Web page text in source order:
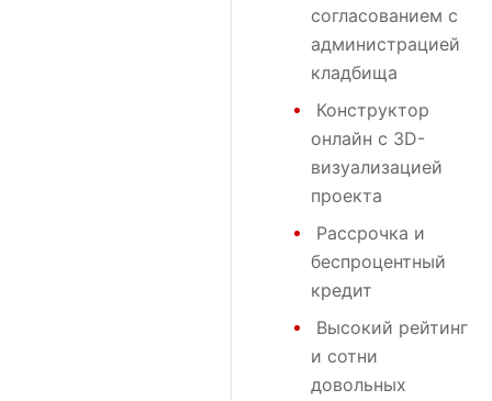
согласованием с
администрацией
кладбища
Конструктор
онлайн с 3D-
визуализацией
проекта
Рассрочка и
беспроцентный
кредит
Высокий рейтинг
и сотни
довольных